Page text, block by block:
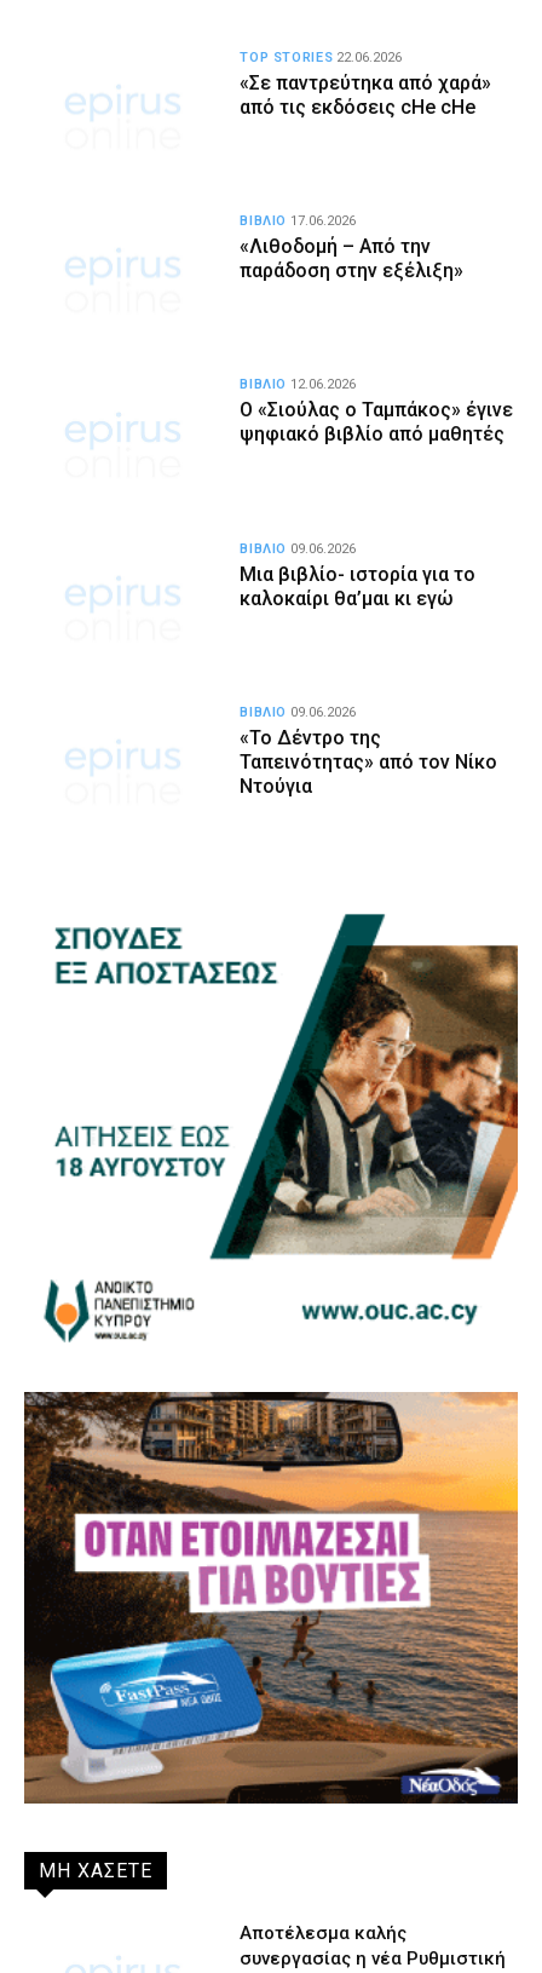
«Σε παντρεύτηκα από χαρά»
από τις εκδόσεις cHe cHe
TOP STORIES 22.06.2026
«Λιθοδομή – Από την
παράδοση στην εξέλιξη»
ΒΙΒΛΙΟ 17.06.2026
Ο «Σιούλας ο Ταμπάκος» έγινε
ψηφιακό βιβλίο από μαθητές
ΒΙΒΛΙΟ 12.06.2026
Μια βιβλίο- ιστορία για το
καλοκαίρι θα’μαι κι εγώ
ΒΙΒΛΙΟ 09.06.2026
«Το Δέντρο της
Ταπεινότητας» από τον Νίκο
Ντούγια
ΒΙΒΛΙΟ 09.06.2026
ΜΗ ΧΑΣΕΤΕ
Αποτέλεσμα καλής
συνεργασίας η νέα Ρυθμιστική